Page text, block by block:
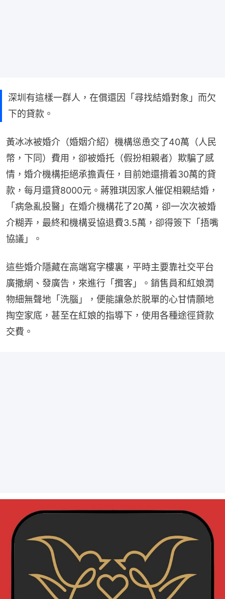
深圳有這樣一群人，在償還因「尋找結婚對象」而欠
下的貸款。
黃冰冰被婚介（婚姻介紹）機構慫恿交了40萬（人民
幣，下同）費用，卻被婚托（假扮相親者）欺騙了感
情，婚介機構拒絕承擔責任，目前她還揹着30萬的貸
款，每月還貸8000元。蔣雅琪因家人催促相親結婚，
「病急亂投醫」在婚介機構花了20萬，卻一次次被婚
介糊弄，最終和機構妥協退費3.5萬，卻得簽下「捂嘴
協議」。
這些婚介隱藏在高端寫字樓裏，平時主要靠社交平台
廣撒網、發廣告，來進行「攬客」。銷售員和紅娘潤
物細無聲地「洗腦」，便能讓急於脱單的心甘情願地
掏空家底，甚至在紅娘的指導下，使用各種途徑貸款
交費。